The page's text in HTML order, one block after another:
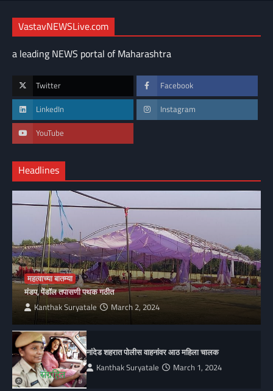
VastavNEWSLive.com
a leading NEWS portal of Maharashtra
Twitter Facebook
LinkedIn Instagram
YouTube
Headlines
महत्वाच्या बातम्या
मंडप, पेंडॉल तपासणी पथक गठीत
Kanthak Suryatale March 2, 2024
नांदेड शहरात पोलीस वाहनांवर आठ महिला चालक
Kanthak Suryatale March 1, 2024